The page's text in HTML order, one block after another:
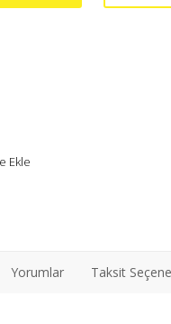
Yorumlar Taksit